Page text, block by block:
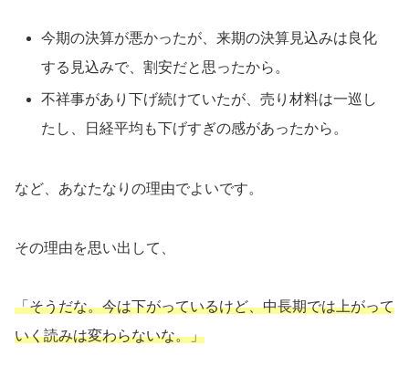
今期の決算が悪かったが、来期の決算見込みは良化
する見込みで、割安だと思ったから。
不祥事があり下げ続けていたが、売り材料は一巡し
たし、日経平均も下げすぎの感があったから。
など、あなたなりの理由でよいです。
その理由を思い出して、
「そうだな。今は下がっているけど、中長期では上がって
いく読みは変わらないな。」